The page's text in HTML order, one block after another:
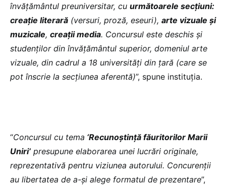
învățământul preuniversitar, cu următoarele secțiuni:
creație literară (versuri, proză, eseuri), arte vizuale și
muzicale, creații media. Concursul este deschis și
studenților din învățământul superior, domeniul arte
vizuale, din cadrul a 18 universități din țară (care se
pot înscrie la secțiunea aferentă)”, spune instituția.
“Concursul cu tema ‘Recunoștință făuritorilor Marii
Uniri’ presupune elaborarea unei lucrări originale,
reprezentativă pentru viziunea autorului. Concurenții
au libertatea de a-și alege formatul de prezentare”,